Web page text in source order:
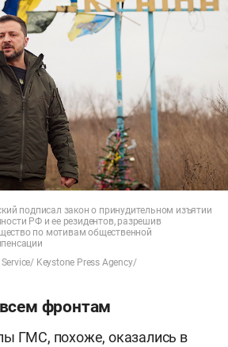
подписал закон о принудительном изъятии
РФ и ее резидентов, разрешив
по мотивам общественной
Keystone Press Agency/
фронтам
ГМС, похоже, оказались в